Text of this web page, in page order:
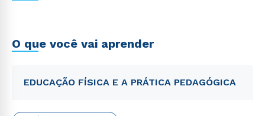
O que você vai aprender
EDUCAÇÃO FÍSICA E A PRÁTICA PEDAGÓGICA